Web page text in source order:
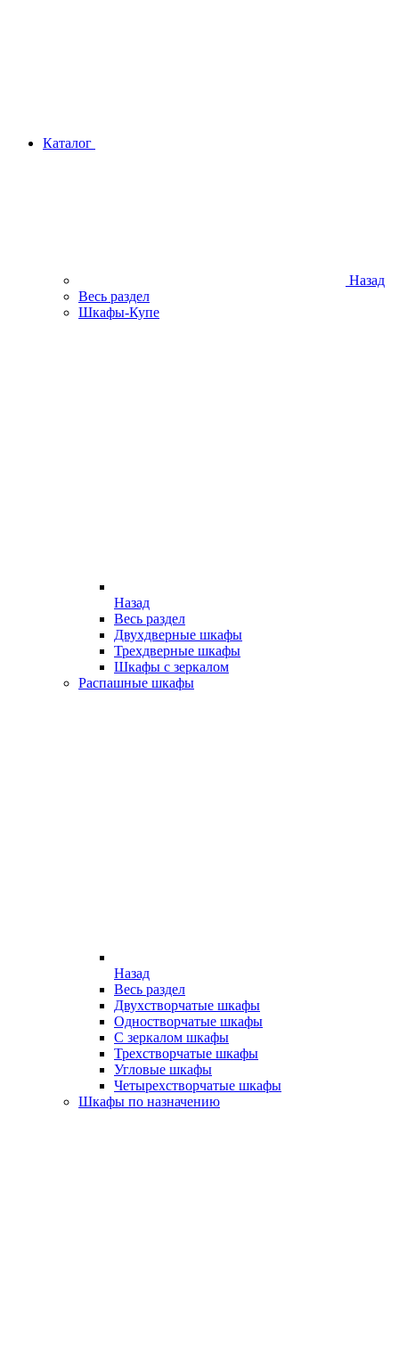
Каталог
Назад
Весь раздел
Шкафы-Купе
Назад
Весь раздел
Двухдверные шкафы
Трехдверные шкафы
Шкафы с зеркалом
Распашные шкафы
Назад
Весь раздел
Двухстворчатые шкафы
Одностворчатые шкафы
С зеркалом шкафы
Трехстворчатые шкафы
Угловые шкафы
Четырехстворчатые шкафы
Шкафы по назначению